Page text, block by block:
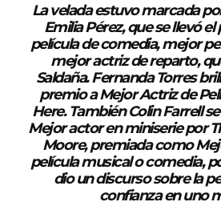
La velada estuvo marcada
Emilia Pérez, que se llevó
película de comedia, mejor
mejor actriz de reparto,
Saldaña. Fernanda Torres
premio a Mejor Actriz de
Here. También Colin Farrell
Mejor actor en miniserie por
Moore, premiada como
película musical o comedia,
dio un discurso sobre la
confianza en uno